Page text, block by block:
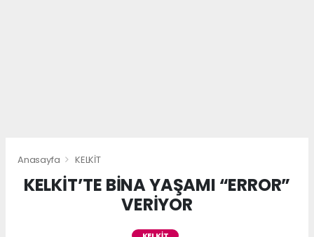
Anasayfa KELKİT
KELKİT’TE BİNA YAŞAMI “ERROR”
VERİYOR